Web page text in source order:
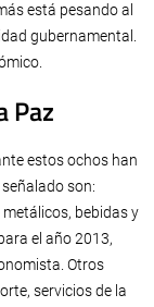
está pesando al
gubernamental.
Paz
estos ochos han
son:
bebidas y
el año 2013,
Otros
servicios de la